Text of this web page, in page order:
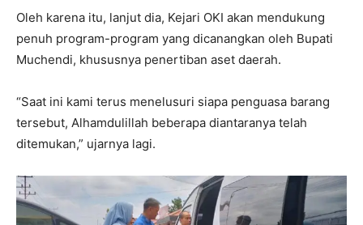
Oleh karena itu, lanjut dia, Kejari OKI akan mendukung
penuh program-program yang dicanangkan oleh Bupati
Muchendi, khususnya penertiban aset daerah.
“Saat ini kami terus menelusuri siapa penguasa barang
tersebut, Alhamdulillah beberapa diantaranya telah
ditemukan,” ujarnya lagi.